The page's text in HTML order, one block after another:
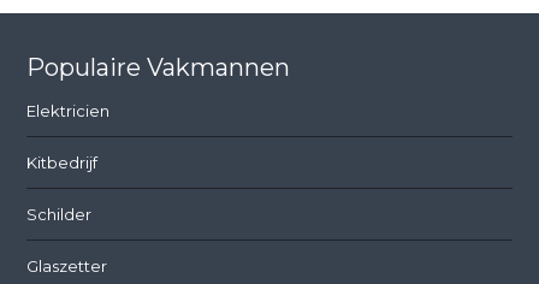
Populaire Vakmannen
Elektricien
Kitbedrijf
Schilder
Glaszetter